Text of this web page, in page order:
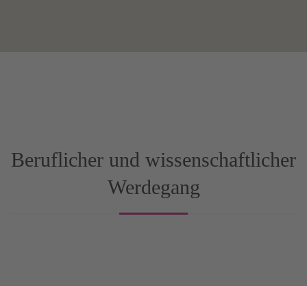
Beruflicher und wissenschaftlicher
Werdegang